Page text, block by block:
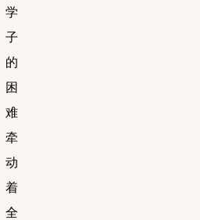
学
子
的
困
难
牵
动
着
全